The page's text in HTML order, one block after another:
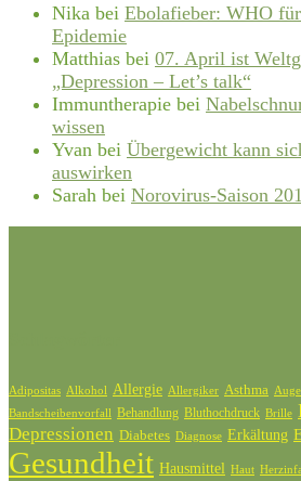
Nika bei Ebolafieber: WHO
Epidemie
Matthias bei 07. April ist
„Depression – Let’s talk“
Immuntherapie bei
wissen
Yvan bei Übergewicht kann
auswirken
Sarah bei Norovirus-Saison
Adipositas Alkohol Allergie Allergiker Asthma
Bandscheibenvorfall Behandlung Bluthochdruck Brille
Depressionen Diabetes Diagnose Erkältung
Gesundheit Hausmittel Haut